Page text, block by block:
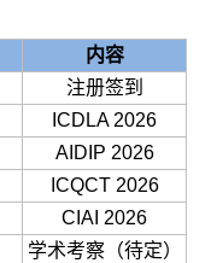
内容
注册签到
ICDLA 2026
AIDIP 2026
ICQCT 2026
CIAI 2026
学术考察（待定）